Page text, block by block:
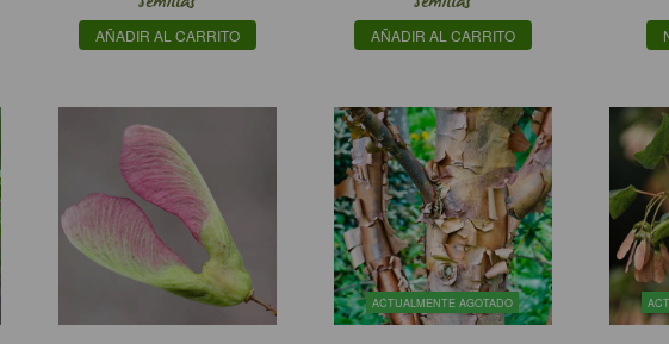
AÑADIR AL CARRITO AÑADIR AL CARRITO
ACTUALMENTE AGOTADO